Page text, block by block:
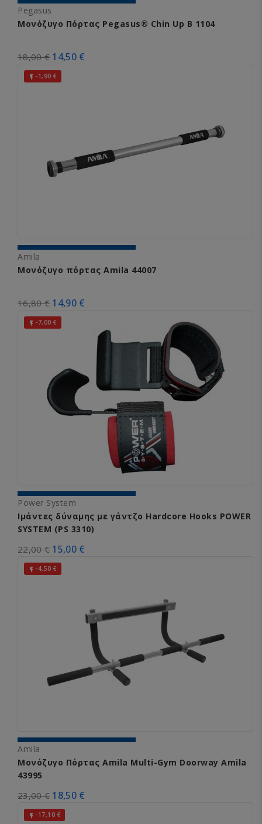
Pegasus
Μονόζυγο Πόρτας Pegasus® Chin Up Β 1104
18,00 € 14,50 €
 -1,90 €
Amila
Μονόζυγο πόρτας Amila 44007
16,80 € 14,90 €
 -7,00 €
Power System
Ιμάντες δύναμης με γάντζο Hardcore Hooks POWER
SYSTEM (PS 3310)
22,00 € 15,00 €
 -4,50 €
Amila
Μονόζυγο Πόρτας Amila Multi-Gym Doorway Amila
43995
23,00 € 18,50 €
 -17,10 €